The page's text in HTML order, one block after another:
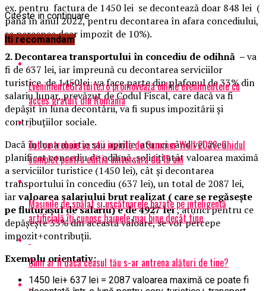
ex. pentru factura de 1450 lei se decontează doar 848 lei (
până în anul 2022, pentru decontarea în afara concediului,
se percepea doar impozit de 10%).
2. Decontarea transportului în concediu de odihnă –va
fi de 637 lei, iar împreună cu decontarea serviciilor
turistice de 1450lei va face parte din plafonul de 33% din
salariu lunar, prevăzut de Codul Fiscal, care dacă va fi
depășit în luna decontării, va fi supus impozitării și
contribuțiilor sociale.
Dacă în luna martie sau aprilie atunci când vei avea
planificat concediu de odihnă, soliciți atât valoarea maximă
a serviciilor turistice (1450 lei), cât și decontarea
transportului în concediu (637 lei), un total de 2087 lei,
iarvaloarea salariului brut realizat ( care se regăsește
pe fluturașul de salariu) e de 4927 lei, atunci pentru ce
depășește 33% din această valoare, se vor percepe
impozit+contribuții.
Exemplu orientativ:
1450 lei+ 637 lei = 2087 valoarea maximă ce poate fi
Citeste in continuare
Iti recomandam
EvenimenteGratuite.ro promovează online evenimentele cu
acces gratuit din România
Tot ce trebuie sa stii inainte de Summer Well 2026. Ghidul
complet pentru editia aniversara de 15 ani
Mașinile de spălat și uscătoarele bazate pe inteligență
artificială îți cunosc hainele mai bine decât tine
Cum ar fi dacă ceasul tău s-ar antrena alături de tine?